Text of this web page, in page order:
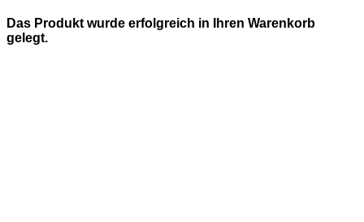
Das Produkt wurde erfolgreich in Ihren Warenkorb
gelegt.